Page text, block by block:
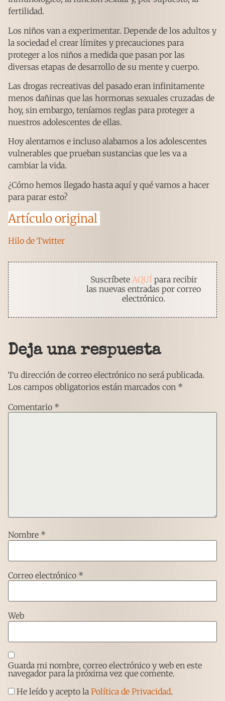
fertilidad.
Los niños van a experimentar. Depende de los adultos y
la sociedad el crear límites y precauciones para
proteger a los niños a medida que pasan por las
diversas etapas de desarrollo de su mente y cuerpo.
Las drogas recreativas del pasado eran infinitamente
menos dañinas que las hormonas sexuales cruzadas de
hoy, sin embargo, teníamos reglas para proteger a
nuestros adolescentes de ellas.
Hoy alentamos e incluso alabamos a los adolescentes
vulnerables que prueban sustancias que les va a
cambiar la vida.
¿Cómo hemos llegado hasta aquí y qué vamos a hacer
para parar esto?
Artículo original
Hilo de Twitter
Suscríbete AQUÍ para recibir
las nuevas entradas por correo
electrónico.
Deja una respuesta
Tu dirección de correo electrónico no será publicada.
Los campos obligatorios están marcados con *
Comentario *
Nombre *
Correo electrónico *
Web
Guarda mi nombre, correo electrónico y web en este
navegador para la próxima vez que comente.
He leído y acepto la Política de Privacidad.